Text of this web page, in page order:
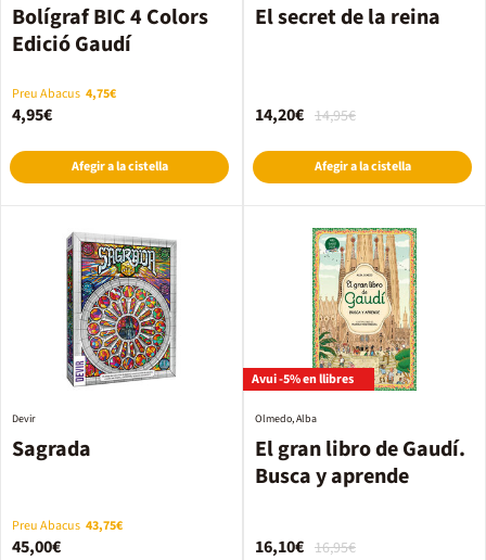
Bolígraf BIC 4 Colors
Edició Gaudí
Preu Abacus 4,75€
4,95€
Afegir a la cistella
El secret de la reina
14,95€
14,20€
Afegir a la cistella
Sagrada
Devir
Preu Abacus 43,75€
45,00€
Avui -5% en llibres
El gran libro de Gaudí.
Busca y aprende
Olmedo, Alba
16,95€
16,10€